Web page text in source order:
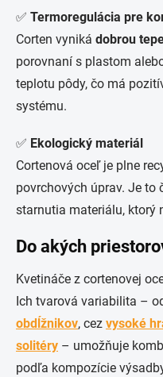
✅ Termoregulácia pre
Corten vyniká dobrou
porovnaní s plastom
teplotu pôdy, čo má
systému.
✅ Ekologický materiál
Cortenová oceľ je plne
povrchových úprav. Je to
starnutia materiálu, ktorý
Do akých
Kvetináče z cortenovej
Ich tvarová variabilita –
obdĺžnikov, cez vysoké
solitéry – umožňuje
podľa kompozície